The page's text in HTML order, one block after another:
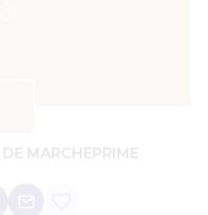
MARCHEPRIME